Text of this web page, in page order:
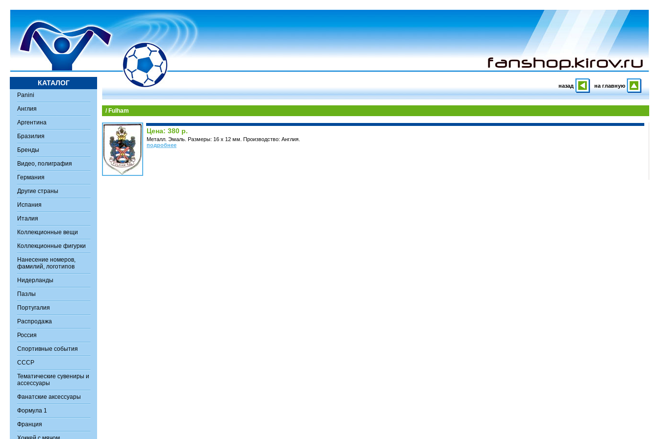
КАТАЛОГ
Panini
Англия
Аргентина
Бразилия
Бренды
Видео, полиграфия
Германия
Другие страны
Испания
Италия
Коллекционные вещи
Коллекционные фигурки
Нанесение номеров,
фамилий, логотипов
Нидерланды
Пазлы
Португалия
Распродажа
Россия
Спортивные события
СССР
Тематические сувениры и
ассессуары
Фанатские аксессуары
Формула 1
Франция
назад на главную
/ Fulham
Цена: 380 р.
Металл. Эмаль. Размеры: 16 х 12 мм. Производство: Англия.
подробнее